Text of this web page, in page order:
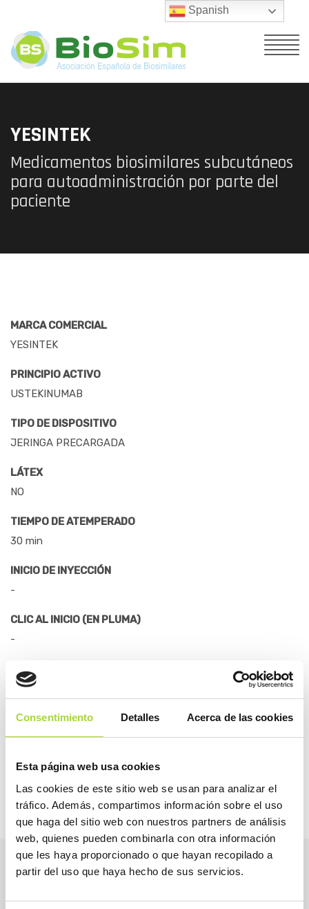
Consentimiento Detalles Acerca de las cookies
Esta página web usa cookies
Las cookies de este sitio web se usan para analizar el
tráfico. Además, compartimos información sobre el uso
que haga del sitio web con nuestros partners de análisis
web, quienes pueden combinarla con otra información
que les haya proporcionado o que hayan recopilado a
partir del uso que haya hecho de sus servicios.
YESINTEK
Medicamentos biosimilares subcutáneos
para autoadministración por parte del
paciente
MARCA COMERCIAL
YESINTEK
PRINCIPIO ACTIVO
USTEKINUMAB
TIPO DE DISPOSITIVO
JERINGA PRECARGADA
LÁTEX
NO
TIEMPO DE ATEMPERADO
30 min
INICIO DE INYECCIÓN
-
CLIC AL INICIO (EN PLUMA)
-
CLIC AL FINAL (EN PLUMA)
Spanish